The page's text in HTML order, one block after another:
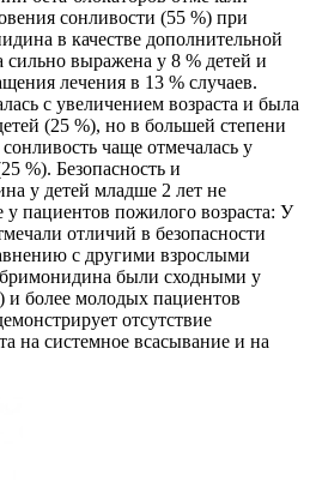
сонливости (55 %) при
в качестве дополнительной
выражена у 8 % детей и
лечения в 13 % случаев.
с увеличением возраста и была
(25 %), но в большей степени
чаще отмечалась у
%). Безопасность и
у детей младше 2 лет не
пациентов пожилого возраста: У
отличий в безопасности
с другими взрослыми
были сходными у
более молодых пациентов
отсутствие
на системное всасывание и на